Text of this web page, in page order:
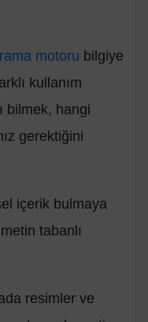
motoru bilgiye
kullanım
bilmek, hangi
gerektiğini
içerik bulmaya
tabanlı
resimler ve